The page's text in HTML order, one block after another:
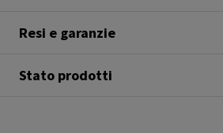
Resi e garanzie
Stato prodotti